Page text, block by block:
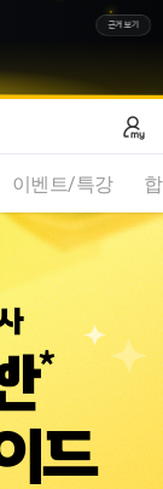
근거보기
이벤트/특강
*
드